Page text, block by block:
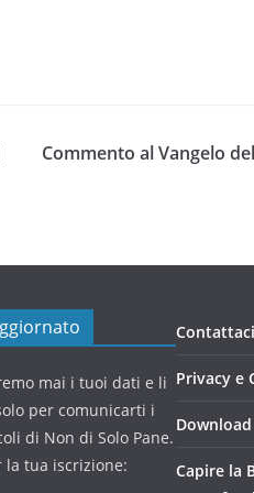
Commento al Vangelo
mai i tuoi dati e li
per comunicarti i
di Non di Solo Pane.
la tua iscrizione:
Privacy e
Capire la